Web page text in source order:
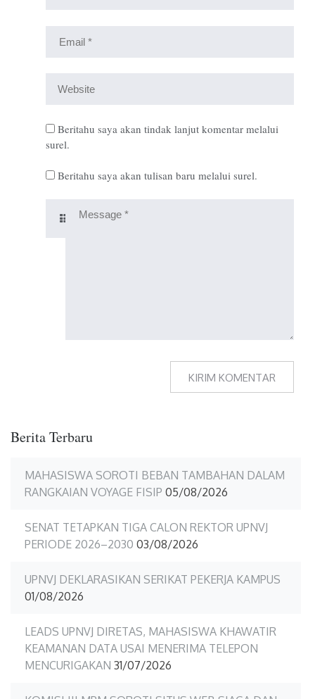
Beritahu saya akan tindak lanjut komentar melalui
surel.
Beritahu saya akan tulisan baru melalui surel.
Berita Terbaru
MAHASISWA SOROTI BEBAN TAMBAHAN DALAM
RANGKAIAN VOYAGE FISIP 05/08/2026
SENAT TETAPKAN TIGA CALON REKTOR UPNVJ
PERIODE 2026–2030 03/08/2026
UPNVJ DEKLARASIKAN SERIKAT PEKERJA KAMPUS
01/08/2026
LEADS UPNVJ DIRETAS, MAHASISWA KHAWATIR
KEAMANAN DATA USAI MENERIMA TELEPON
MENCURIGAKAN 31/07/2026